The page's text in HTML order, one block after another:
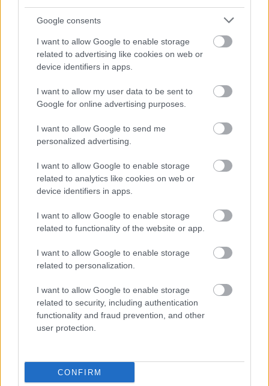
Google consents
I want to allow Google to enable storage
related to advertising like cookies on web or
device identifiers in apps.
I want to allow my user data to be sent to
Google for online advertising purposes.
I want to allow Google to send me
personalized advertising.
I want to allow Google to enable storage
related to analytics like cookies on web or
device identifiers in apps.
I want to allow Google to enable storage
related to functionality of the website or app.
I want to allow Google to enable storage
related to personalization.
I want to allow Google to enable storage
related to security, including authentication
functionality and fraud prevention, and other
user protection.
CONFIRM
Flórián téri felüljárón
HÍRLEVÉL
szabályzatot!
LEGNÉZETTEBB
Indul a diákok pénzügyi ismereteit
erősítő Pénz7 programsorozat